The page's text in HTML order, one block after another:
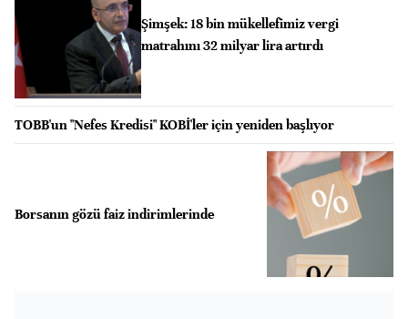
Şimşek: 18 bin mükellefimiz vergi
matrahını 32 milyar lira artırdı
TOBB'un "Nefes Kredisi" KOBİ'ler için yeniden başlıyor
Borsanın gözü faiz indirimlerinde